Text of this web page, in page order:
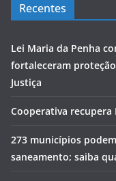
Recentes
Lei Maria da Penha
fortaleceram
Justiça
Cooperativa recupera
273 municípios
saneamento; saiba